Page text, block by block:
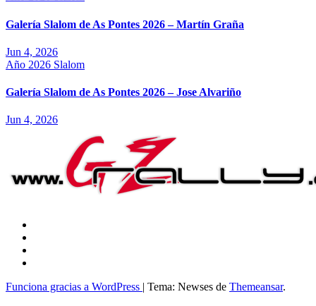
Galería Slalom de As Pontes 2026 – Martín Graña
Jun 4, 2026
Año 2026 Slalom
Galería Slalom de As Pontes 2026 – Jose Alvariño
Jun 4, 2026
Funciona gracias a WordPress Tema: Newses de Themeansar.